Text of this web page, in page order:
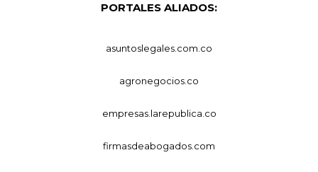
PORTALES ALIADOS:
asuntoslegales.com.co
agronegocios.co
empresas.larepublica.co
firmasdeabogados.com